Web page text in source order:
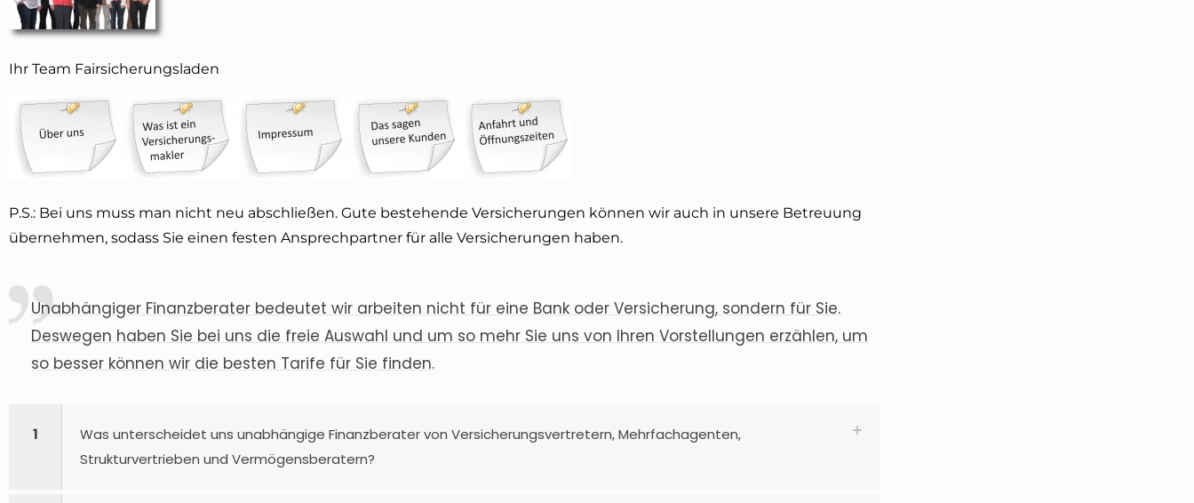
Ihr Team Fairsicherungsladen
P.S.: Bei uns muss man nicht neu abschließen. Gute bestehende Versicherungen können wir auch in unsere Betreuung
übernehmen, sodass Sie einen festen Ansprechpartner für alle Versicherungen haben.
Unabhängiger Finanzberater bedeutet wir arbeiten nicht für eine Bank oder Versicherung, sondern für Sie.
Deswegen haben Sie bei uns die freie Auswahl und um so mehr Sie uns von Ihren Vorstellungen erzählen, um
so besser können wir die besten Tarife für Sie finden.
1
Was unterscheidet uns unabhängige Finanzberater von Versicherungsvertretern, Mehrfachagenten,
Strukturvertrieben und Vermögensberatern?